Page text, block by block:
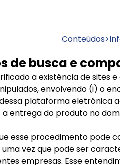
Conteúdos>
de busca e
a existência de sites
envolvendo (i) o
plataforma eletrônica
entrega do produto no
esse procedimento pode
uma vez que pode ser
empresas. Esse